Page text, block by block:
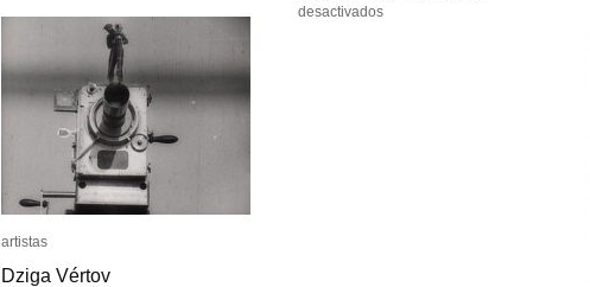
los
ruidos
los
ruidos
desactivadosen
desactivadosen
artistas
Dziga Vértov
artistas
Dziga Vértov